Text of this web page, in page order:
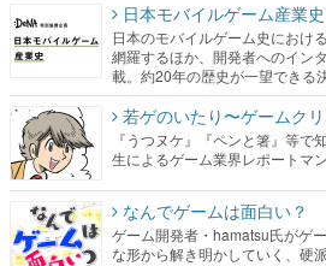
日本モバイルゲーム産業史
日本のモバイルゲーム史におけ
網羅するほか、開発者へのイン
載。約20年の歴史が一望できる
若ゲのいたり〜ゲームク
『うつヌケ』『ペンと箸』等
生によるゲーム業界レポートマン
なんでゲームは面白い？
ゲーム開発者・hamatsu氏がゲ
な形から解き明かしていく、硬